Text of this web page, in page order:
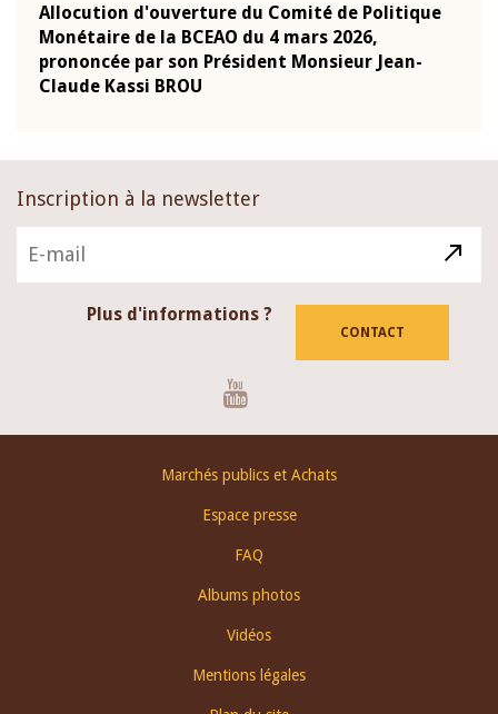
Allocution d'ouverture du Comité de Politique
Monétaire de la BCEAO du 4 mars 2026,
prononcée par son Président Monsieur Jean-
Claude Kassi BROU
Inscription à la newsletter
Plus d'informations ?
CONTACT
Marchés publics et Achats
Espace presse
FAQ
Albums photos
Vidéos
Mentions légales